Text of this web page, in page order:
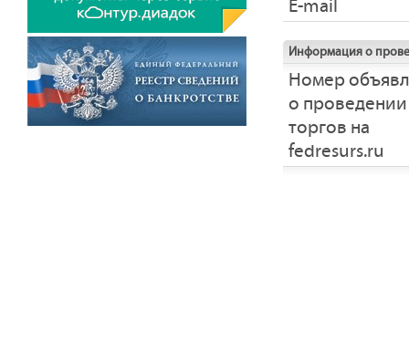
E-mail
Информация о
Номер
о проведении
торгов на
fedresurs.ru